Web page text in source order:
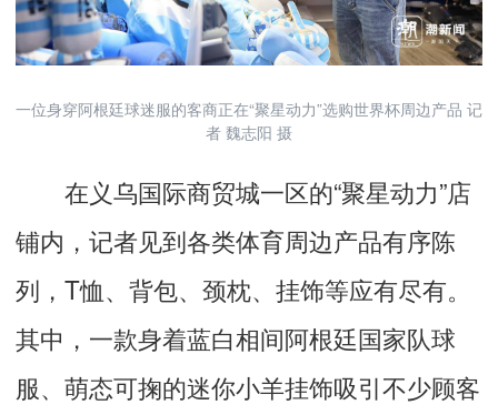
一位身穿阿根廷球迷服的客商正在“聚星动力”选购世界杯周边产品 记
者 魏志阳 摄
在义乌国际商贸城一区的“聚星动力”店
铺内，记者见到各类体育周边产品有序陈
列，T恤、背包、颈枕、挂饰等应有尽有。
其中，一款身着蓝白相间阿根廷国家队球
服、萌态可掬的迷你小羊挂饰吸引不少顾客